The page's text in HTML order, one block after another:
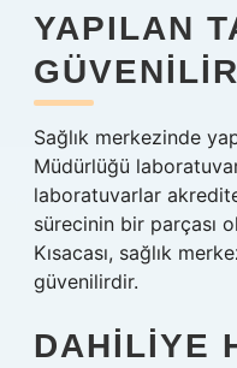
YAPILAN
Sağlık merkezinde
Müdürlüğü
laboratuvarlar
sürecinin bir parçası
Kısacası, sağlık
güvenilirdir.
DAHILIYE